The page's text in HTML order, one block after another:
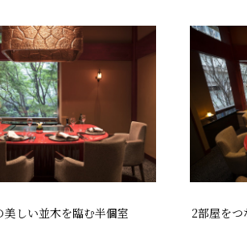
美しい並木を臨む半個室 2部屋をつ